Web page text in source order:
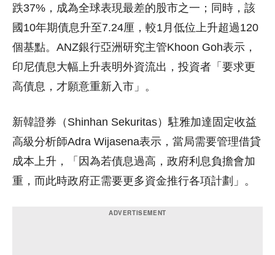
跌37%，成為全球表現最差的股市之一；同時，該
國10年期債息升至7.24厘，較1月低位上升超過120
個基點。ANZ銀行亞洲研究主管Khoon Goh表示，
印尼債息大幅上升表明外資流出，投資者「要求更
高債息，才願意重新入市」。
新韓證券（Shinhan Sekuritas）駐雅加達固定收益
高級分析師Adra Wijasena表示，當局需要管理借貸
成本上升，「因為若債息過高，政府利息負擔會加
重，而此時政府正需要更多資金推行各項計劃」。